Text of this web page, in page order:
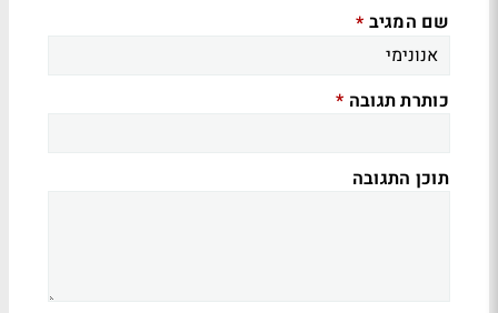
שם המגיב *
כותרת תגובה *
תוכן התגובה